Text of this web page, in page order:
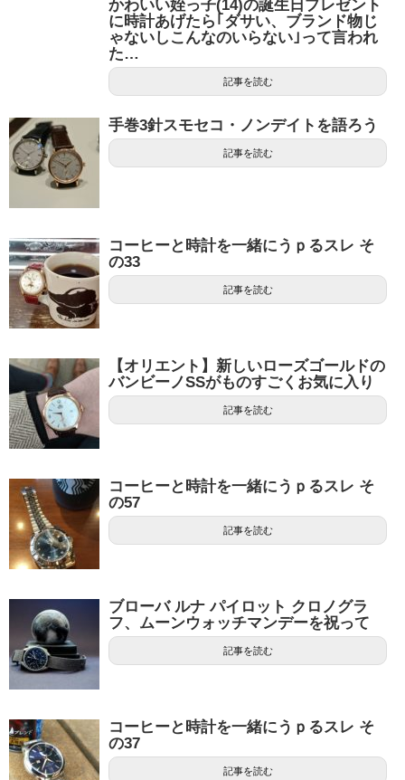
かわいい姪っ子(14)の誕生日プレゼント
に時計あげたら｢ダサい、ブランド物じ
ゃないしこんなのいらない｣って言われ
た…
記事を読む
手巻3針スモセコ・ノンデイトを語ろう
記事を読む
コーヒーと時計を一緒にうｐるスレ そ
の33
記事を読む
【オリエント】新しいローズゴールドの
バンビーノSSがものすごくお気に入り
記事を読む
コーヒーと時計を一緒にうｐるスレ そ
の57
記事を読む
ブローバ ルナ パイロット クロノグラ
フ、ムーンウォッチマンデーを祝って
記事を読む
コーヒーと時計を一緒にうｐるスレ そ
の37
記事を読む